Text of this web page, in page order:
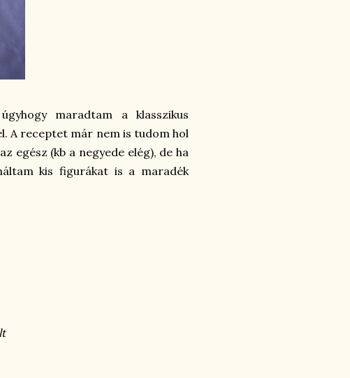
maradtam a klasszikus
A receptet már nem is tudom hol
egész (kb a negyede elég), de ha
kis figurákat is a maradék